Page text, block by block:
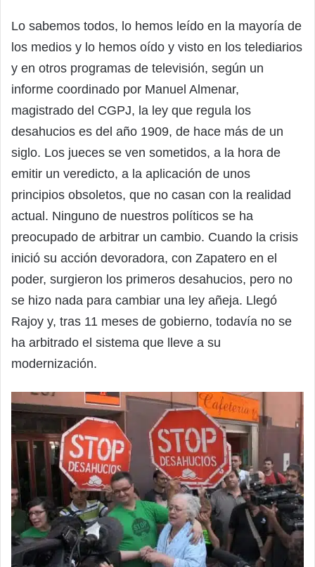
Lo sabemos todos, lo hemos leído en la mayoría de
los medios y lo hemos oído y visto en los telediarios
y en otros programas de televisión, según un
informe coordinado por Manuel Almenar,
magistrado del CGPJ, la ley que regula los
desahucios es del año 1909, de hace más de un
siglo. Los jueces se ven sometidos, a la hora de
emitir un veredicto, a la aplicación de unos
principios obsoletos, que no casan con la realidad
actual. Ninguno de nuestros políticos se ha
preocupado de arbitrar un cambio. Cuando la crisis
inició su acción devoradora, con Zapatero en el
poder, surgieron los primeros desahucios, pero no
se hizo nada para cambiar una ley añeja. Llegó
Rajoy y, tras 11 meses de gobierno, todavía no se
ha arbitrado el sistema que lleve a su
modernización.